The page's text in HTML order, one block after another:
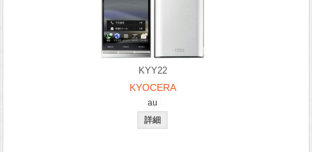
KYY22
KYOCERA
au